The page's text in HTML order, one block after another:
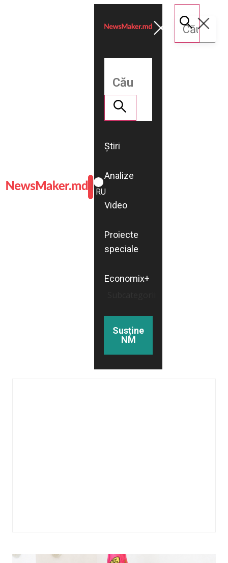
ROMÂNĂ
RU
Știri
Analize
Video
Proiecte
speciale
Economix+
Susține
NM